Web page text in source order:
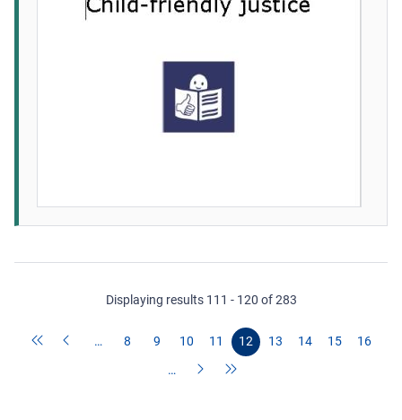
Displaying results 111 - 120 of 283
… 8 9 10 11 12 13 14 15
16
…